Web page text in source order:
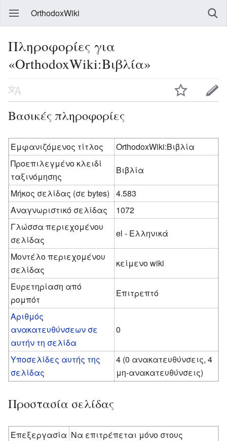
OrthodoxWiki
Πληροφορίες για
«OrthodoxWiki:Βιβλία»
Βασικές πληροφορίες
Εμφανιζόμενος τίτλος
OrthodoxWiki:Βιβλία
Προεπιλεγμένο κλειδί
ταξινόμησης
Βιβλία
Μήκος σελίδας (σε bytes)
4.583
Αναγνωριστικό σελίδας
1072
Γλώσσα περιεχομένου
σελίδας
el - Ελληνικά
Μοντέλο περιεχομένου
σελίδας
κείμενο wiki
Ευρετηρίαση από
ρομπότ
Επιτρεπτό
Αριθμός
ανακατευθύνσεων σε
αυτήν τη σελίδα
0
Υποσελίδες αυτής της
σελίδας
4 (0 ανακατευθύνσεις, 4
μη-ανακατευθύνσεις)
Προστασία σελίδας
Επεξεργασία Να επιτρέπεται μόνο στους